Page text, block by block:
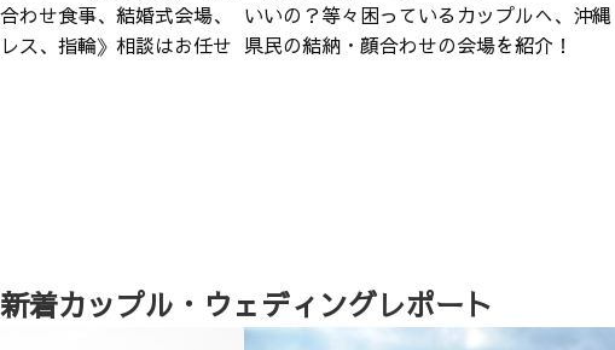
わせ食事、結婚式会場、
ス、指輪》相談はお任せ
いいの？等々困っているカップルへ、沖縄
県民の結納・顔合わせの会場を紹介！
新着カップル・ウェディングレポート